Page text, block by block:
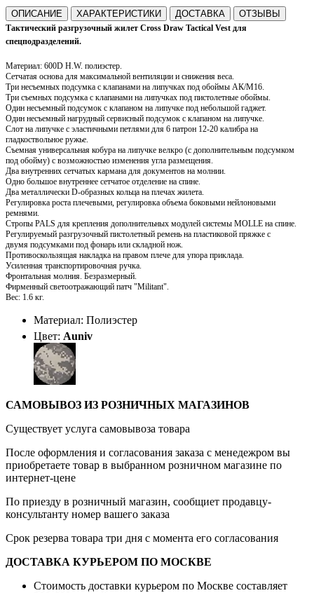
ОПИСАНИЕ ХАРАКТЕРИСТИКИ ДОСТАВКА ОТЗЫВЫ
Тактический разгрузочный жилет Cross Draw Tactical Vest для
спецподразделений.
Материал: 600D H.W. полиэстер.
Сетчатая основа для максимальной вентиляции и снижения веса.
Три несъемных подсумка с клапанами на липучках под обоймы АК/М16.
Три съемных подсумка с клапанами на липучках под пистолетные обоймы.
Один несъемный подсумок с клапаном на липучке под небольшой гаджет.
Один несъемный нагрудный сервисный подсумок с клапаном на липучке.
Слот на липучке с эластичными петлями для 6 патрон 12-20 калибра на
гладкоствольное ружье.
Съемная универсальная кобура на липучке велкро (с дополнительным подсумком
под обойму) с возможностью изменения угла размещения.
Два внутренних сетчатых кармана для документов на молнии.
Одно большое внутреннее сетчатое отделение на спине.
Два металлически D-образных кольца на плечах жилета.
Регулировка роста плечевыми, регулировка объема боковыми нейлоновыми
ремнями.
Стропы PALS для крепления дополнительных модулей системы MOLLE на спине.
Регулируемый разгрузочный пистолетный ремень на пластиковой пряжке с
двумя подсумками под фонарь или складной нож.
Противоскользящая накладка на правом плече для упора приклада.
Усиленная транспортировочная ручка.
Фронтальная молния. Безразмерный.
Фирменный светоотражающий патч "Militant".
Вес: 1.6 кг.
Материал: Полиэстер
Цвет: Auniv
САМОВЫВОЗ ИЗ РОЗНИЧНЫХ МАГАЗИНОВ
Существует услуга самовывоза товара
После оформления и согласования заказа с менедежром вы
приобретаете товар в выбранном розничном магазине по
интернет-цене
По приезду в розничный магазин, сообщиет продавцу-
консультанту номер вашего заказа
Срок резерва товара три дня с момента его согласования
ДОСТАВКА КУРЬЕРОМ ПО МОСКВЕ
Стоимость доставки курьером по Москве составляет